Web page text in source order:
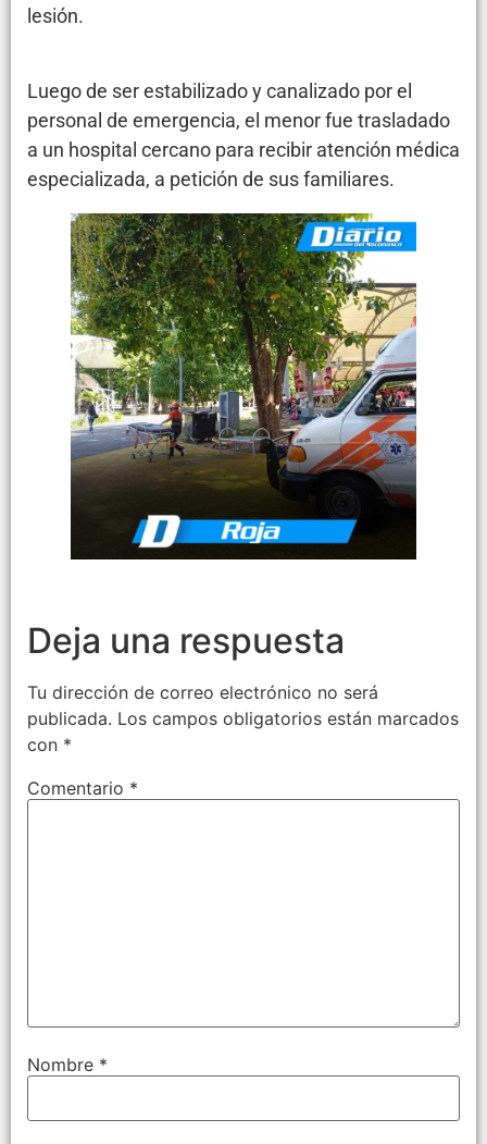
lesión.
Luego de ser estabilizado y canalizado por el
personal de emergencia, el menor fue trasladado
a un hospital cercano para recibir atención médica
especializada, a petición de sus familiares.
Deja una respuesta
Tu dirección de correo electrónico no será
publicada. Los campos obligatorios están marcados
con *
Comentario *
Nombre *